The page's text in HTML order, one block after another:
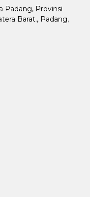
Padang, Provinsi
Barat., Padang,